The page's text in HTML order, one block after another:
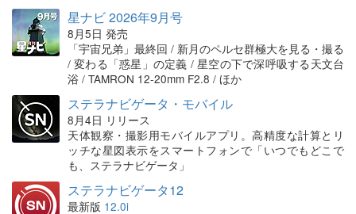
星ナビ 2026年9月号
8月5日 発売
「宇宙兄弟」最終回 / 新月のペルセ群極大を見る・撮る
/ 変わる「惑星」の定義 / 星空の下で深呼吸する天文台
浴 / TAMRON 12-20mm F2.8 / ほか
ステラナビゲータ・モバイル
8月4日 リリース
天体観察・撮影用モバイルアプリ。高精度な計算とリ
ッチな星図表示をスマートフォンで「いつでもどこで
も、ステラナビゲータ」
ステラナビゲータ12
最新版 12.0i